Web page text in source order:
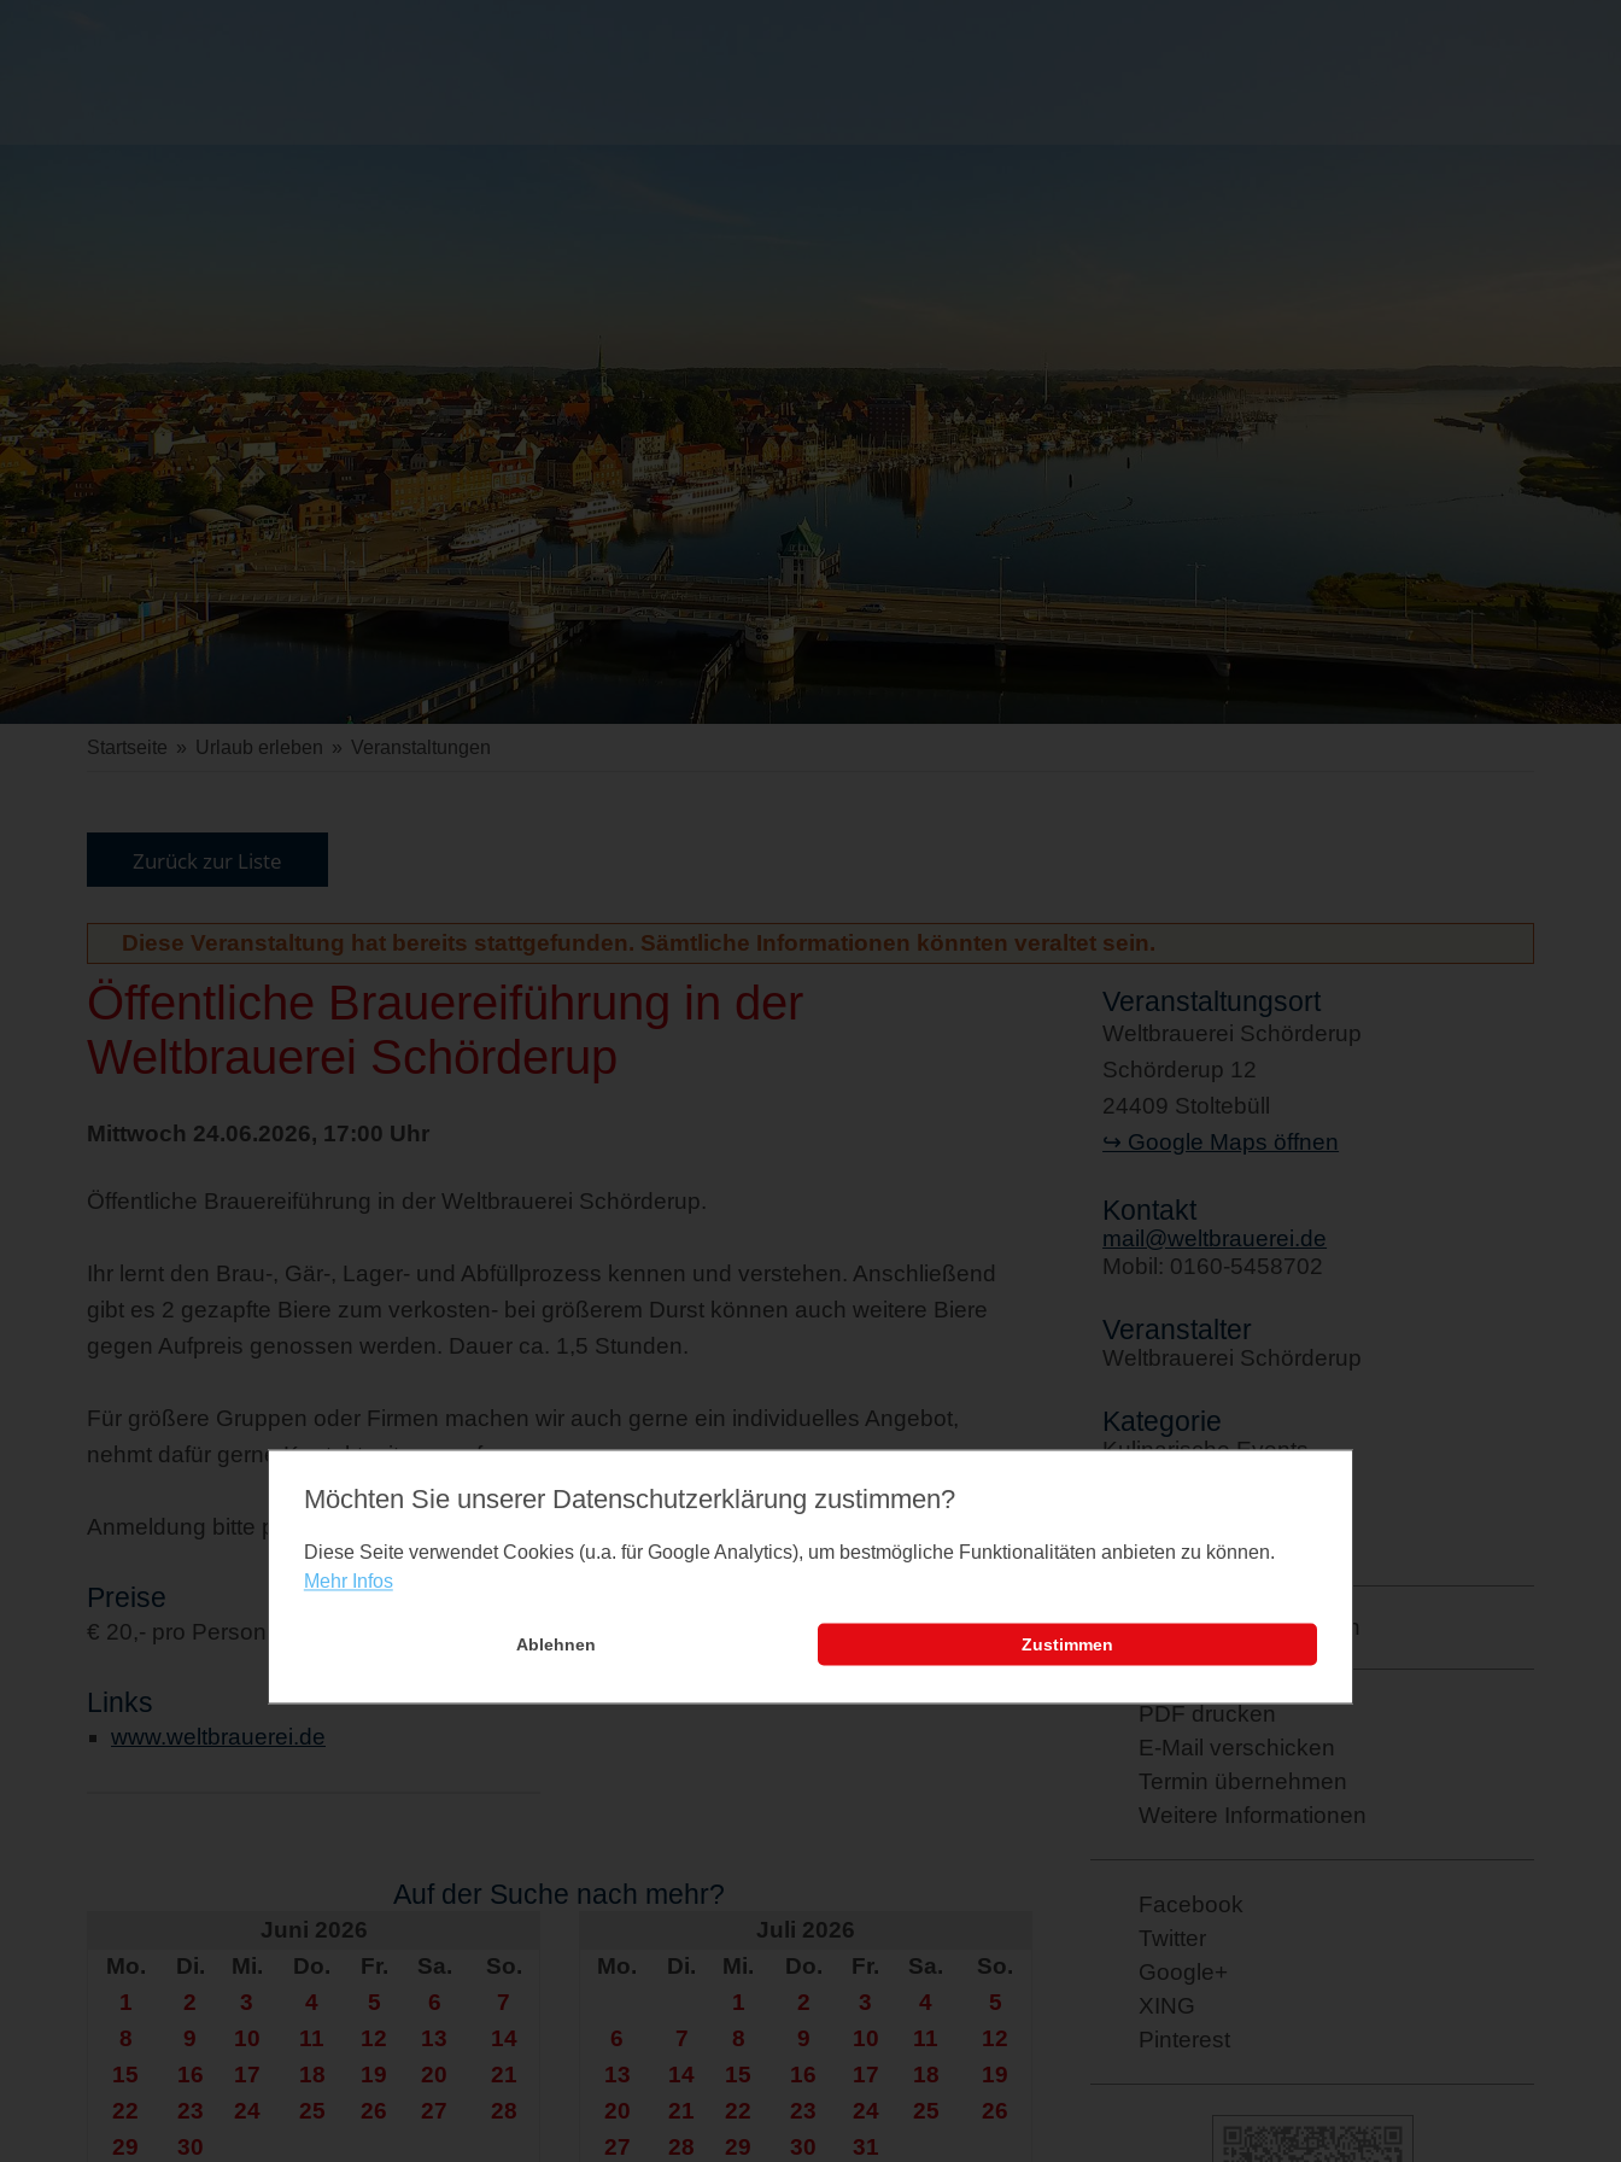
Startseite » Urlaub erleben » Veranstaltungen
Zurück zur Liste
Diese Veranstaltung hat bereits stattgefunden. Sämtliche Informationen könnten veraltet sein.
Öffentliche Brauereiführung in der
Weltbrauerei Schörderup
Mittwoch 24.06.2026, 17:00 Uhr
Öffentliche Brauereiführung in der Weltbrauerei Schörderup.
Ihr lernt den Brau-, Gär-, Lager- und Abfüllprozess kennen und verstehen. Anschließend
gibt es 2 gezapfte Biere zum verkosten- bei größerem Durst können auch weitere Biere
gegen Aufpreis genossen werden. Dauer ca. 1,5 Stunden.
Für größere Gruppen oder Firmen machen wir auch gerne ein individuelles Angebot,
nehmt dafür gerne Kontakt mit uns auf.
Anmeldung bitte per WhatsApp: 0160-5458702
Preise
€ 20,- pro Person
Links
www.weltbrauerei.de
Auf der Suche nach mehr?
Juni 2026
Mo.
Di. Mi. Do. Fr. Sa.
So.
1
2 3 4 5 6
7
8
9 10 11 12 13
14
15
16 17 18 19 20
21
22
23 24 25 26 27
28
29
30
Juli 2026
Mo.
Di. Mi. Do. Fr. Sa.
So.
1
2 3 4
5
6
7 8 9 10 11
12
13
14 15 16 17 18
19
20
21 22 23 24 25
26
27
28 29 30 31
Veranstaltungsort
Weltbrauerei Schörderup
Schörderup 12
24409 Stoltebüll
↪ Google Maps öffnen
Kontakt
mail@weltbrauerei.de
Mobil: 0160-5458702
Veranstalter
Weltbrauerei Schörderup
Kategorie
Kulinarische Events
20.03.2026
Merkzettel: speichern
PDF drucken
E-Mail verschicken
Termin übernehmen
Weitere Informationen
Facebook
Twitter
Google+
XING
Pinterest
Möchten Sie unserer Datenschutz­erklärung zustimmen?
Diese Seite verwendet Cookies (u.a. für Google Analytics), um bestmögliche Funktionalitäten anbieten zu können.
Mehr Infos
Ablehnen Zustimmen